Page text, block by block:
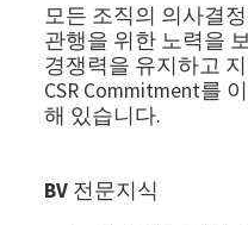
모든 조직의 의사결
관행을 위한 노력을
경쟁력을 유지하고
CSR Commitment를
해 있습니다.
BV 전문지식